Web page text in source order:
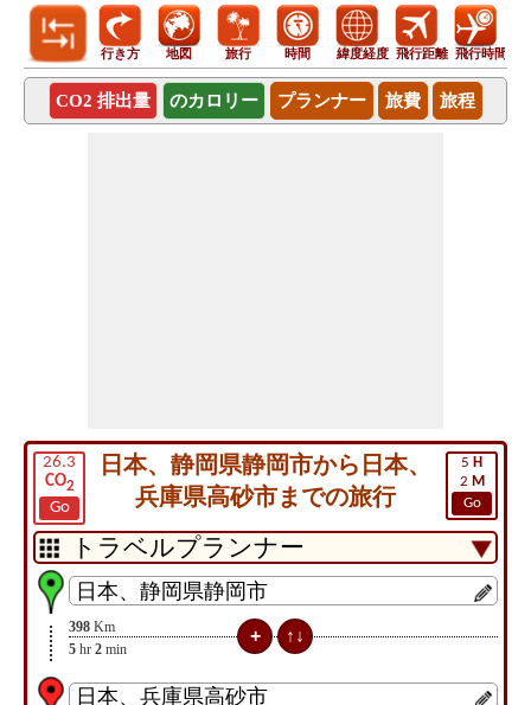
行き方 地図 旅行 時間 緯度経度 飛行距離 飛行時間
CO2 排出量 のカロリー プランナー 旅費 旅程
26.3
CO2
Go
5 H
2 M
Go
日本、静岡県静岡市から日本、
兵庫県高砂市までの旅行
398 Km
5 hr 2 min